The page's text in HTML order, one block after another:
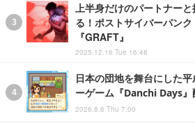
上半身だけのパートナー
る！ポストサイバーパン
『GRAFT』
2025.12.16 Tue 16:48
日本の団地を舞台にした
ーゲーム『Danchi Days』
2026.8.6 Thu 7:00